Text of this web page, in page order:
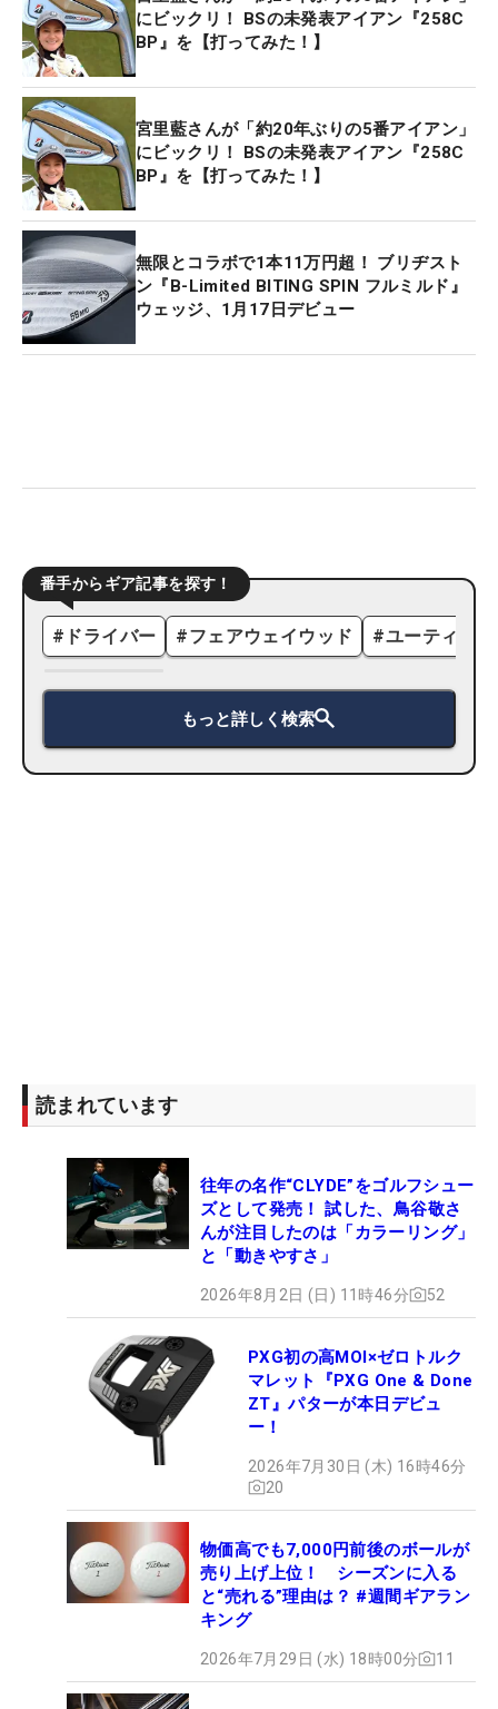
にビックリ！ BSの未発表アイアン『258C
BP』を【打ってみた！】
宮里藍さんが「約20年ぶりの5番アイアン」
にビックリ！ BSの未発表アイアン『258C
BP』を【打ってみた！】
無限とコラボで1本11万円超！ ブリヂスト
ン『B-Limited BITING SPIN フルミルド』
ウェッジ、1月17日デビュー
番手からギア記事を探す！
# ドライバー #フェアウェイウッド #ユーティリ
もっと詳しく検索
読まれています
往年の名作“CLYDE”をゴルフシュー
ズとして発売！ 試した、鳥谷敬さ
んが注目したのは「カラーリング」
と「動きやすさ」
2026年8月2日 (日) 11時46分 52
PXG初の高MOI×ゼロトルク
マレット『PXG One & Done
ZT』パターが本日デビュ
ー！
2026年7月30日 (木) 16時46分
20
物価高でも7,000円前後のボールが
売り上げ上位！ シーズンに入る
と“売れる”理由は？ #週間ギアラン
キング
2026年7月29日 (水) 18時00分 11